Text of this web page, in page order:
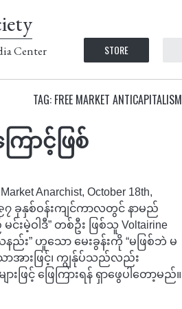
Center STORE
TAG: FREE MARKET ANTICAPITALISM
ောင့်ဖြစ်
Anarchist, October 18th,
၁၈၉၇ ခုနှစ်ဝန်းကျင်ကာလတွင် နာမည်
မဲ့ဝါဒီ” တစ်ဦး ဖြစ်သူ Voltairine
ည်း” ဟူသော မေးခွန်းကို “မဖြစ်ဘဲ မ
အားဖြင့်၊ ကျွန်ုပ်သည်လည်း
ြင့် ဖြေကြားရန် ရှာဖွေပါတော့မည်။